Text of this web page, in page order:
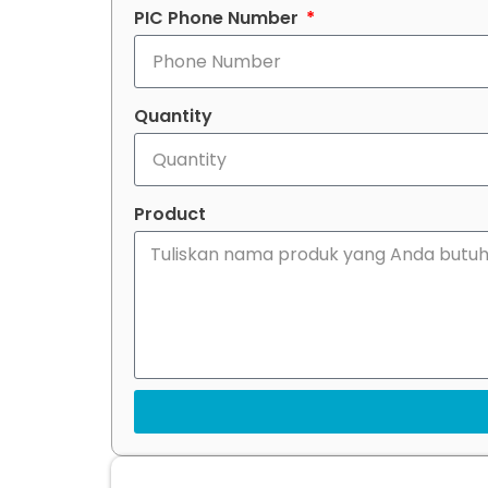
PIC Phone Number
Quantity
Product